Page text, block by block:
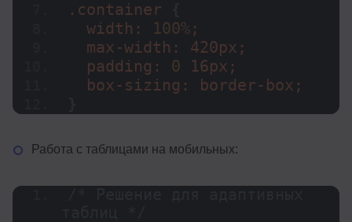
.container
  width:
100%;
  max-width: 420px;
  padding:
0 16px;
  box-sizing: border-box;
Работа с таблицами на мобильных: